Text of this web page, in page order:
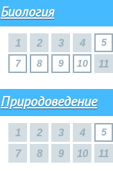
Биология
1 2 3 4 5
7
8 9 10 11
Природоведение
1 2 3 4 5
7
8 9 10 11